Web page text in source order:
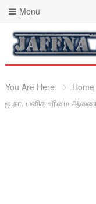
Menu
You Are Here Home
ஐ.நா. மனித உரிமை